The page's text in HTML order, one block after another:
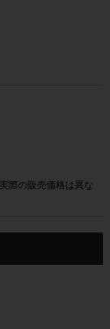
際の販売価格は異な